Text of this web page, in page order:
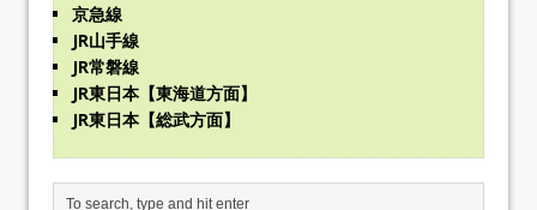
京急線
JR山手線
JR常磐線
JR東日本【東海道方面】
JR東日本【総武方面】